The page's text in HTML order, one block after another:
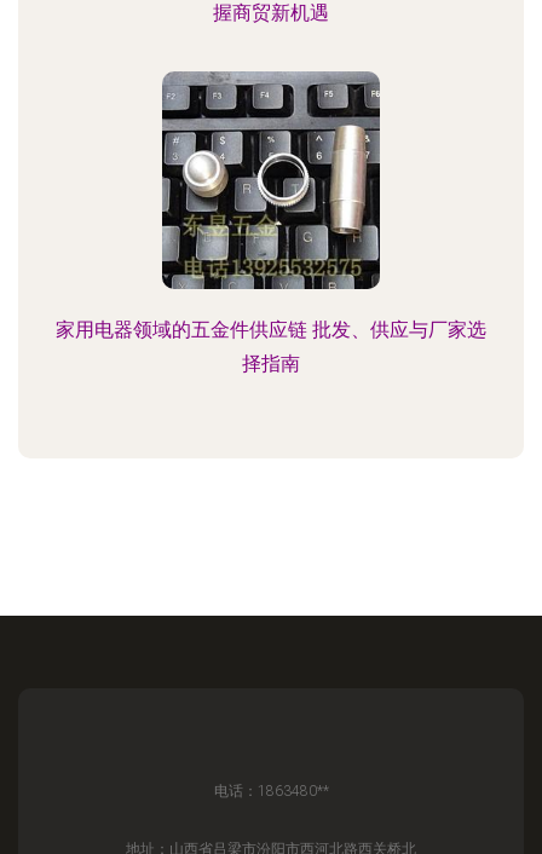
握商贸新机遇
家用电器领域的五金件供应链 批发、供应与厂家选
择指南
电话：1863480**
地址：山西省吕梁市汾阳市西河北路西关桥北